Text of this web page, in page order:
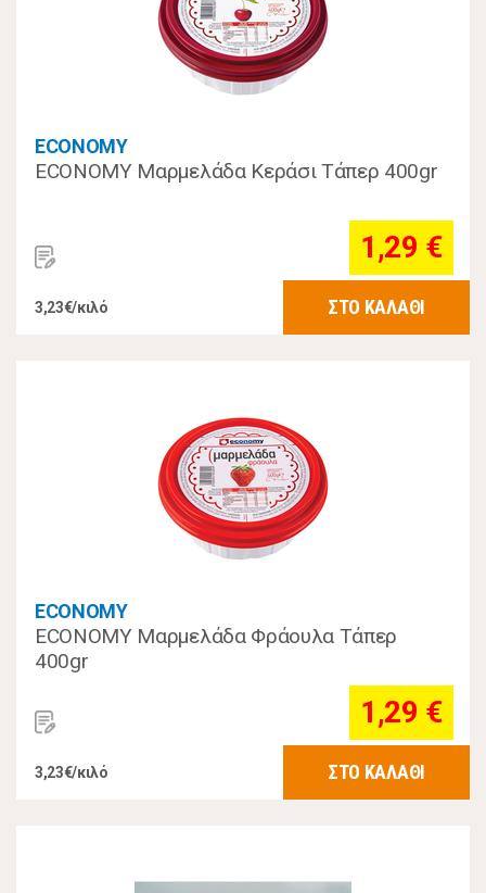
ECONOMY
ECONOMY Μαρμελάδα Κεράσι Τάπερ 400gr
1,29 €
3,23€/κιλό ΣΤΟ ΚΑΛΑΘΙ
ECONOMY
ECONOMY Μαρμελάδα Φράουλα Τάπερ
400gr
1,29 €
3,23€/κιλό ΣΤΟ ΚΑΛΑΘΙ